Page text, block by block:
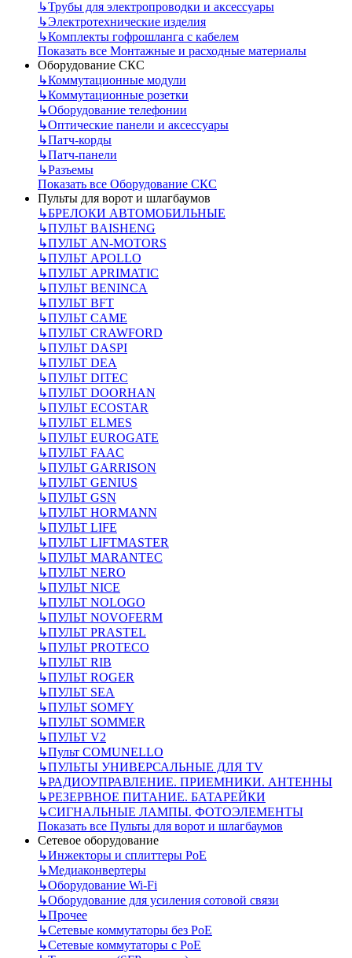
↳Трубы для электропроводки и аксессуары
↳Электротехнические изделия
↳Комплекты гофрошланга с кабелем
Показать все Монтажные и расходные материалы
Оборудование СКС
↳Коммутационные модули
↳Коммутационные розетки
↳Оборудование телефонии
↳Оптические панели и аксессуары
↳Патч-корды
↳Патч-панели
↳Разъемы
Показать все Оборудование СКС
Пульты для ворот и шлагбаумов
↳БРЕЛОКИ АВТОМОБИЛЬНЫЕ
↳ПУЛЬТ BAISHENG
↳ПУЛЬТ AN-MOTORS
↳ПУЛЬТ APOLLO
↳ПУЛЬТ APRIMATIC
↳ПУЛЬТ BENINCA
↳ПУЛЬТ BFT
↳ПУЛЬТ CAME
↳ПУЛЬТ CRAWFORD
↳ПУЛЬТ DASPI
↳ПУЛЬТ DEA
↳ПУЛЬТ DITEC
↳ПУЛЬТ DOORHAN
↳ПУЛЬТ ECOSTAR
↳ПУЛЬТ ELMES
↳ПУЛЬТ EUROGATE
↳ПУЛЬТ FAAC
↳ПУЛЬТ GARRISON
↳ПУЛЬТ GENIUS
↳ПУЛЬТ GSN
↳ПУЛЬТ HORMANN
↳ПУЛЬТ LIFE
↳ПУЛЬТ LIFTMASTER
↳ПУЛЬТ MARANTEC
↳ПУЛЬТ NERO
↳ПУЛЬТ NICE
↳ПУЛЬТ NOLOGO
↳ПУЛЬТ NOVOFERM
↳ПУЛЬТ PRASTEL
↳ПУЛЬТ PROTECO
↳ПУЛЬТ RIB
↳ПУЛЬТ ROGER
↳ПУЛЬТ SEA
↳ПУЛЬТ SOMFY
↳ПУЛЬТ SOMMER
↳ПУЛЬТ V2
↳Пульт СOMUNELLO
↳ПУЛЬТЫ УНИВЕРСАЛЬНЫЕ ДЛЯ TV
↳РАДИОУПРАВЛЕНИЕ. ПРИЕМНИКИ. АНТЕННЫ
↳РЕЗЕРВНОЕ ПИТАНИЕ. БАТАРЕЙКИ
↳СИГНАЛЬНЫЕ ЛАМПЫ. ФОТОЭЛЕМЕНТЫ
Показать все Пульты для ворот и шлагбаумов
Сетевое оборудование
↳Инжекторы и сплиттеры РоЕ
↳Медиаконвертеры
↳Оборудование Wi-Fi
↳Оборудование для усиления сотовой связи
↳Прочее
↳Сетевые коммутаторы без РоЕ
↳Сетевые коммутаторы с РоЕ